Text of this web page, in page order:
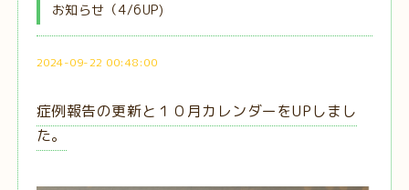
お知らせ（4/6UP)
2024-09-22 00:48:00
症例報告の更新と１０月カレンダーをUPしまし
た。